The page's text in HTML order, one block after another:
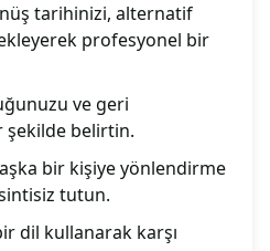
tarihinizi, alternatif
profesyonel bir
ve geri
şekilde belirtin.
bir kişiye yönlendirme
tutun.
dil kullanarak karşı